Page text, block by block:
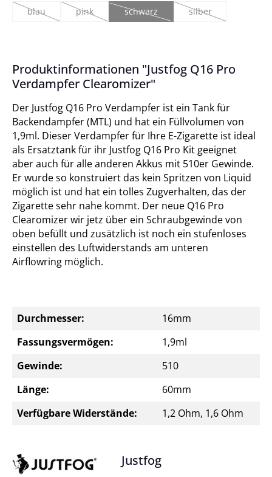
blau
(Diese Option ist zurzeit nicht verfügbar.)
pink
(Diese Option ist zurzeit nicht verfügbar.)
schwarz
(Diese Option ist zurzeit nicht
silber
(Diese Option ist
Produktinformationen "Justfog Q16 Pro
Verdampfer Clearomizer"
Der Justfog Q16 Pro Verdampfer ist ein Tank für
Backendampfer (MTL) und hat ein Füllvolumen von
1,9ml. Dieser Verdampfer für Ihre E-Zigarette ist ideal
als Ersatztank für ihr Justfog Q16 Pro Kit geeignet
aber auch für alle anderen Akkus mit 510er Gewinde.
Er wurde so konstruiert das kein Spritzen von Liquid
möglich ist und hat ein tolles Zugverhalten, das der
Zigarette sehr nahe kommt. Der neue Q16 Pro
Clearomizer wir jetz über ein Schraubgewinde von
oben befüllt und zusätzlich ist noch ein stufenloses
einstellen des Luftwiderstands am unteren
Airflowring möglich.
Durchmesser:
16mm
Fassungsvermögen:
1,9ml
Gewinde:
510
Länge:
60mm
Verfügbare Widerstände:
1,2 Ohm, 1,6 Ohm
Justfog